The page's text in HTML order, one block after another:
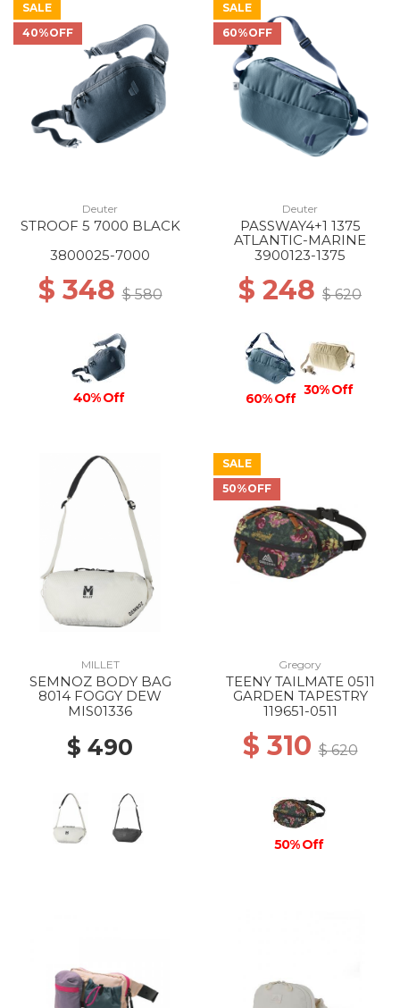
SALE
40%OFF
Deuter
STROOF 5 7000 BLACK
3800025-7000
$ 348$ 580
40% Off
SALE
60%OFF
Deuter
PASSWAY4+1 1375
ATLANTIC-MARINE
3900123-1375
$ 248 $ 620
60% Off
30% Off
MILLET
SEMNOZ BODY BAG
8014 FOGGY DEW
MIS01336
$ 490
SALE
50%OFF
Gregory
TEENY TAILMATE 0511
GARDEN TAPESTRY
119651-0511
$ 310$ 620
50% Off